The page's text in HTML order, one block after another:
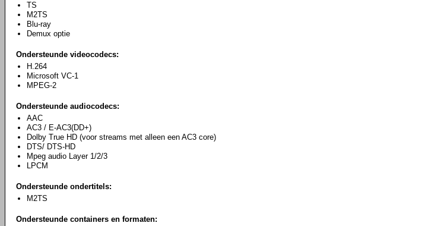
TS
M2TS
Blu-ray
Demux optie
Ondersteunde videocodecs:
H.264
Microsoft VC-1
MPEG-2
Ondersteunde audiocodecs:
AAC
AC3 / E-AC3(DD+)
Dolby True HD (voor streams met alleen een AC3 core)
DTS/ DTS-HD
Mpeg audio Layer 1/2/3
LPCM
Ondersteunde ondertitels:
M2TS
Ondersteunde containers en formaten: